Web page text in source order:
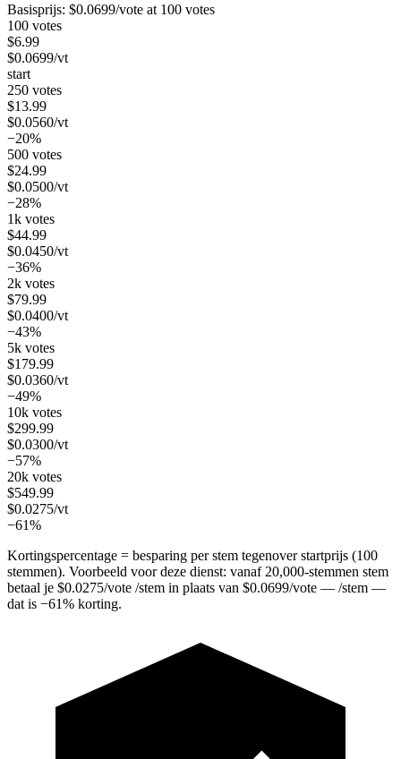
Basisprijs: $0.0699/vote at 100 votes
100 votes
$6.99
$0.0699/vt
start
250 votes
$13.99
$0.0560/vt
−20%
500 votes
$24.99
$0.0500/vt
−28%
1k votes
$44.99
$0.0450/vt
−36%
2k votes
$79.99
$0.0400/vt
−43%
5k votes
$179.99
$0.0360/vt
−49%
10k votes
$299.99
$0.0300/vt
−57%
20k votes
$549.99
$0.0275/vt
−61%
Kortingspercentage = besparing per stem tegenover startprijs (100
stemmen). Voorbeeld voor deze dienst: vanaf 20,000-stemmen stem
betaal je $0.0275/vote /stem in plaats van $0.0699/vote — /stem —
dat is −61% korting.